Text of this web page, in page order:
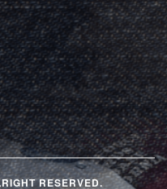
RESERVED.